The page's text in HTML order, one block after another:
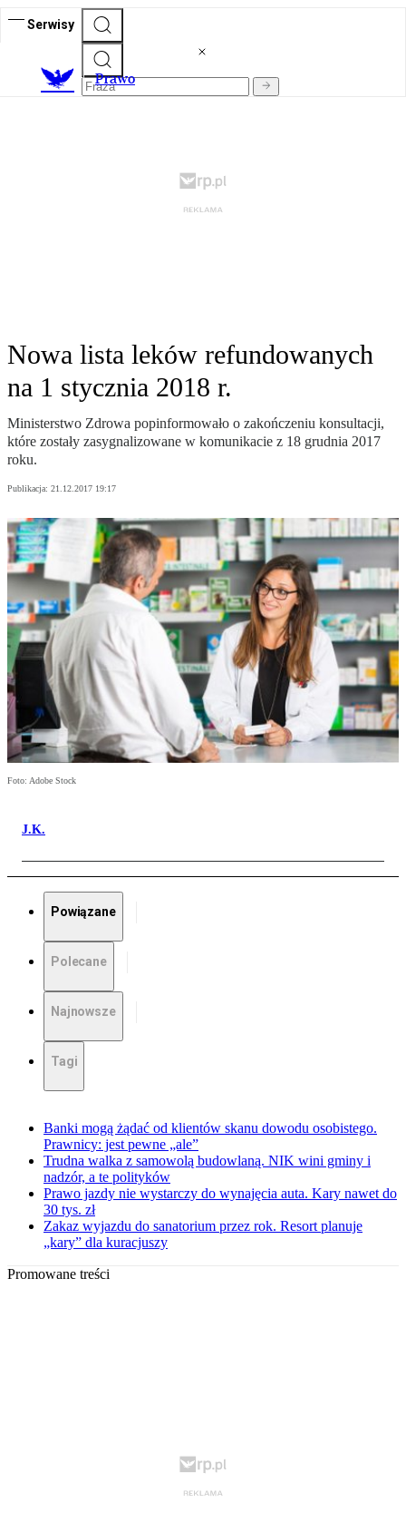
Serwisy
Prawo
Nowa lista leków refundowanych
na 1 stycznia 2018 r.
Ministerstwo Zdrowa popinformowało o zakończeniu konsultacji,
które zostały zasygnalizowane w komunikacie z 18 grudnia 2017
roku.
Publikacja: 21.12.2017 19:17
Foto: Adobe Stock
J.K.
Powiązane
Polecane
Najnowsze
Tagi
Banki mogą żądać od klientów skanu dowodu osobistego.
Prawnicy: jest pewne „ale”
Trudna walka z samowolą budowlaną. NIK wini gminy i
nadzór, a te polityków
Prawo jazdy nie wystarczy do wynajęcia auta. Kary nawet do
30 tys. zł
Zakaz wyjazdu do sanatorium przez rok. Resort planuje
„kary” dla kuracjuszy
Promowane treści